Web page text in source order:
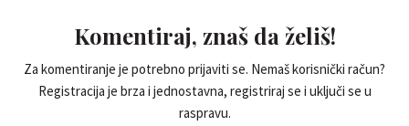
Komentiraj, znaš da želiš!
Za komentiranje je potrebno prijaviti se. Nemaš korisnički račun?
Registracija je brza i jednostavna, registriraj se i uključi se u
raspravu.